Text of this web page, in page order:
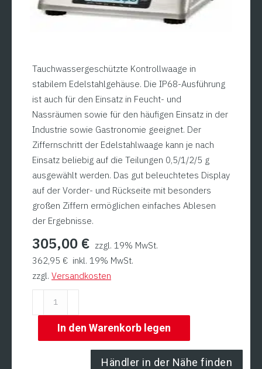
Tauchwassergeschützte Kontrollwaage in
stabilem Edelstahlgehäuse. Die IP68-Ausführung
ist auch für den Einsatz in Feucht- und
Nassräumen sowie für den häufigen Einsatz in der
Industrie sowie Gastronomie geeignet. Der
Ziffernschritt der Edelstahlwaage kann je nach
Einsatz beliebig auf die Teilungen 0,5/1/2/5 g
ausgewählt werden. Das gut beleuchtetes Display
auf der Vorder- und Rückseite mit besonders
großen Ziffern ermöglichen einfaches Ablesen
der Ergebnisse.
305,00 € zzgl. 19% MwSt.
362,95 € inkl. 19% MwSt.
zzgl. Versandkosten
tauchwassergeschützt
In den Warenkorb legen
Händler in der Nähe finden